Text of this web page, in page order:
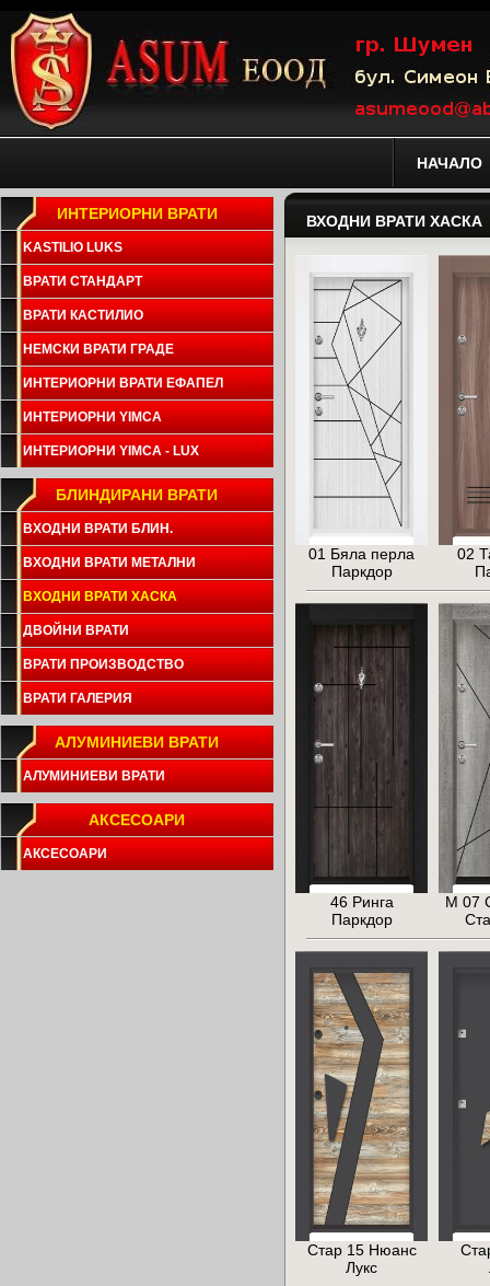
НАЧАЛО
ИНТЕРИОРНИ ВРАТИ
KASTILIO LUKS
ВРАТИ СТАНДАРТ
ВРАТИ КАСТИЛИО
НЕМСКИ ВРАТИ ГРАДЕ
ИНТЕРИОРНИ ВРАТИ ЕФАПЕЛ
ИНТЕРИОРНИ YIMCA
ИНТЕРИОРНИ YIMCA - LUX
БЛИНДИРАНИ ВРАТИ
ВХОДНИ ВРАТИ БЛИН.
ВХОДНИ ВРАТИ МЕТАЛНИ
ВХОДНИ ВРАТИ ХАСКА
ДВОЙНИ ВРАТИ
ВРАТИ ПРОИЗВОДСТВО
ВРАТИ ГАЛЕРИЯ
АЛУМИНИЕВИ ВРАТИ
АЛУМИНИЕВИ ВРАТИ
АКСЕСОАРИ
АКСЕСОАРИ
ВХОДНИ ВРАТИ ХАСКА
01 Бяла перла
Паркдор
02
46 Ринга
Паркдор
М 07
Стар 15 Нюанс
Лукс